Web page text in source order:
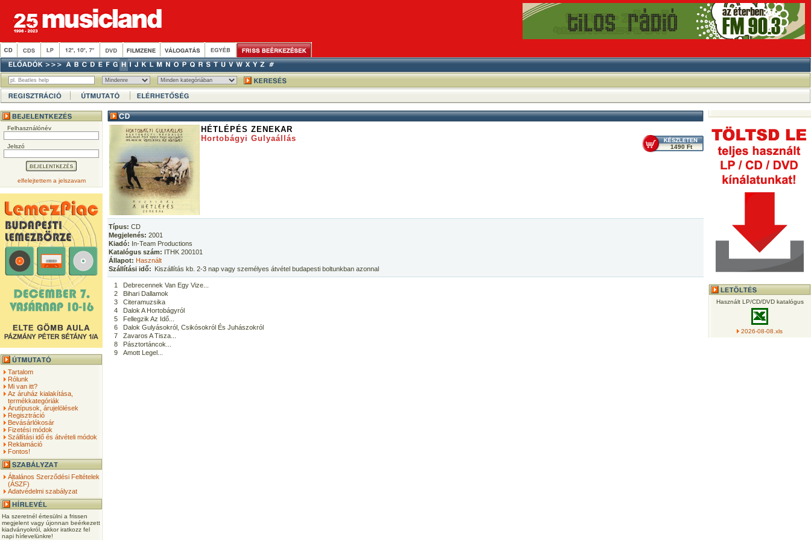
Felhasználónév
Jelszó
elfelejtettem a jelszavam
Tartalom
Rólunk
Mi van itt?
Az áruház kialakítása,
termékkategóriák
Árutípusok, árujelölések
Regisztráció
Bevásárlókosár
Fizetési módok
Szállítási idő és átvételi módok
Reklamáció
Fontos!
Általános Szerződési Feltételek
(ÁSZF)
Adatvédelmi szabályzat
Ha szeretnél értesülni a frissen
megjelent vagy újonnan beérkezett
kiadványokról, akkor iratkozz fel
napi hírlevelünkre!
HÉTLÉPÉS ZENEKAR
Hortobágyi Gulyaállás
1490 Ft
Típus: CD
Megjelenés: 2001
Kiadó: In-Team Productions
Katalógus szám: ITHK 200101
Állapot: Használt
Szállítási idő: Kiszállítás kb. 2-3 nap vagy személyes átvétel budapesti boltunkban azonnal
1
Debrecennek Van Egy Vize...
2
Bihari Dallamok
3
Citeramuzsika
4
Dalok A Hortobágyról
5
Fellegzik Az Idő...
6
Dalok Gulyásokról, Csikósokról És Juhászokról
7
Zavaros A Tisza...
8
Pásztortáncok...
9
Amott Legel...
Használt LP/CD/DVD katalógus
2026-08-08.xls